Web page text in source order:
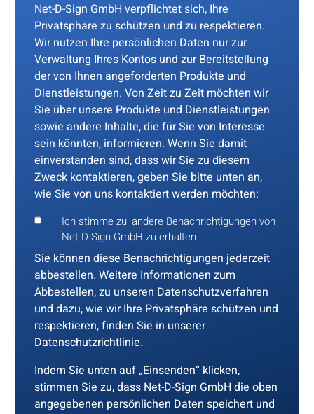
Net-D-Sign GmbH verpflichtet sich, Ihre
Privatsphäre zu schützen und zu respektieren.
Wir nutzen Ihre persönlichen Daten nur zur
Verwaltung Ihres Kontos und zur Bereitstellung
der von Ihnen angeforderten Produkte und
Dienstleistungen. Von Zeit zu Zeit möchten wir
Sie über unsere Produkte und Dienstleistungen
sowie andere Inhalte, die für Sie von Interesse
sein könnten, informieren. Wenn Sie damit
einverstanden sind, dass wir Sie zu diesem
Zweck kontaktieren, geben Sie bitte unten an,
wie Sie von uns kontaktiert werden möchten:
Ich stimme zu, andere Benachrichtigungen von
Net-D-Sign GmbH zu erhalten.
Sie können diese Benachrichtigungen jederzeit
abbestellen. Weitere Informationen zum
Abbestellen, zu unseren Datenschutzverfahren
und dazu, wie wir Ihre Privatsphäre schützen und
respektieren, finden Sie in unserer
Datenschutzrichtlinie.
Indem Sie unten auf „Einsenden“ klicken,
stimmen Sie zu, dass Net-D-Sign GmbH die oben
angegebenen persönlichen Daten speichert und